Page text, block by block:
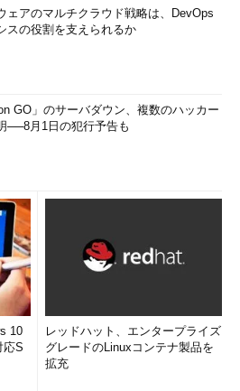
ェアのマルチクラウド戦略は、DevOps
スの役割を支えられるか
GO」のサーバダウン、複数のハッカー
──8月1日の犯行予告も
10
応S
レッドハット、エンタープライズ
グレードのLinuxコンテナ製品を
拡充